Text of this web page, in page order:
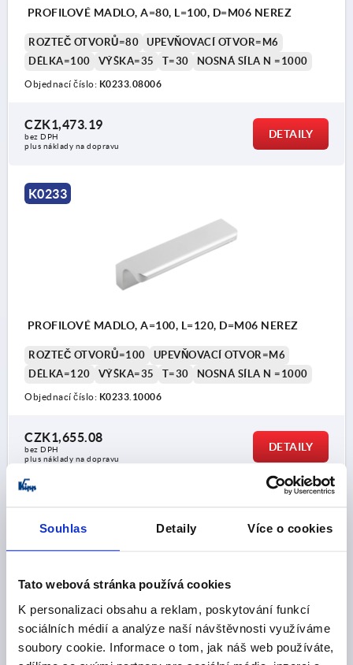
Souhlas Detaily Více o cookies
Tato webová stránka používá cookies
K personalizaci obsahu a reklam, poskytování funkcí
sociálních médií a analýze naší návštěvnosti využíváme
soubory cookie. Informace o tom, jak náš web používáte,
PROFILOVÉ MADLO, A=80, L=100, D=M06 NEREZ
ROZTEČ OTVORŮ=80
UPEVŇOVACÍ OTVOR=M6
DÉLKA=100
VÝŠKA=35 T=30 NOSNÁ SÍLA N =1000
Objednací číslo: K0233.08006
CZK1,473.19
bez DPH
plus náklady na dopravu
DETAILY
K0233
PROFILOVÉ MADLO, A=100, L=120, D=M06 NEREZ
ROZTEČ OTVORŮ=100
UPEVŇOVACÍ OTVOR=M6
DÉLKA=120
VÝŠKA=35 T=30 NOSNÁ SÍLA N =1000
Objednací číslo: K0233.10006
CZK1,655.08
bez DPH
plus náklady na dopravu
DETAILY
K0233
PROFILOVÉ MADLO, A=130, L=150, D=M06 NEREZ